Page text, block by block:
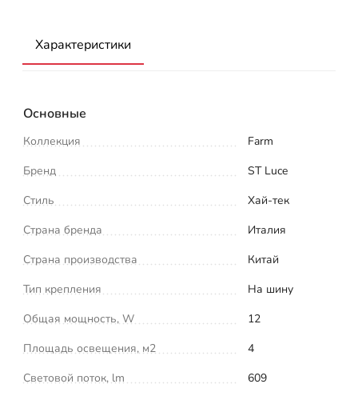
Характеристики
Основные
Коллекция
Farm
Бренд
ST Luce
Стиль
Хай-тек
Страна бренда
Италия
Страна производства
Китай
Тип крепления
На шину
Общая мощность, W
12
Площадь освещения, м2
4
Световой поток, lm
609